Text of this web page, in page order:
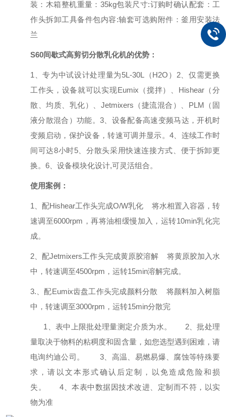
装：木箱整机重量：35kg包装尺寸:订购时确认配套：工
作头拆卸工具备件包内容:轴套可选购附件：釜用安装法
兰
S60间歇式高剪切分散乳化机的优势 ：
1 、专为中试设计处理量为5L-30L （H2O ） 2、仅需更换
工作头，设备就可以实现Eumix （搅拌）、 Hishear（分
散、均质、乳化）、 Jetmixers （捷流混合）、 PLM （固
液分散混合）功能。 3 、设备配备高速变频马达，开机时
变频启动，保护设备，转速可调并显示。 4 、连续工作时
间可达8小时5、分散头采用快速连接方式、便于拆卸更
换。 6 、设备模块化设计,可灵活组合。
使用案例：
1 、配Hishear工作头完成O/W乳化 将水相置入容器，转
速调至6000rpm ，再将油相缓慢加入，运转10min乳化完
成。
2 、配Jetmixers工作头完成黄原胶溶解 将黄原胶加入水
中，转速调至4500rpm ，运转15min溶解完成。
3. 、配Eumix齿盘工作头完成颜料分散 将颜料加入树脂
中，转速调至3000rpm ，运转15min分散完
1、表中上限批处理量测定介质为水。
2、批处理
量取决于物料的粘稠度和固含量，如您选型遇到困难，请
电询约迪公司。
3、高温、易燃易爆、腐蚀等特殊要
求，请以文本形式确认后定制，以免造成危险和损
失。
4、本表中数据因技术改进、定制而不符，以实
物为准